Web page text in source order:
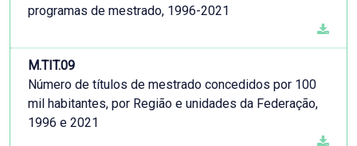
programas de mestrado, 1996-2021
M.TIT.09
Número de títulos de mestrado concedidos por 100
mil habitantes, por Região e unidades da Federação,
1996 e 2021